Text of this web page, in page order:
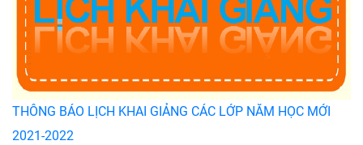
THÔNG BÁO LỊCH KHAI GIẢNG CÁC LỚP NĂM HỌC MỚI
2021-2022